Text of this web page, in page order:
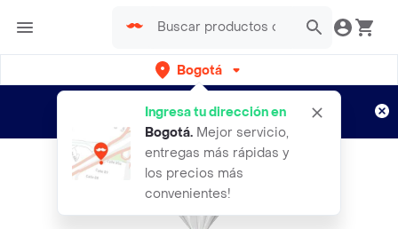
Bogotá
Ingresa tu dirección en
Bogotá. Mejor servicio,
entregas más rápidas y
los precios más
convenientes!
envíos gratis por semanas
Aplican TyC